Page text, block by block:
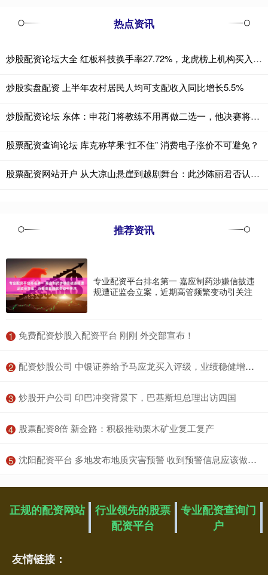
热点资讯
炒股配资论坛大全 红板科技换手率27.72%，龙虎榜上机构买入1.23亿元，卖出1.36亿元
炒股实盘配资 上半年农村居民人均可支配收入同比增长5.5%
炒股配资论坛 东体：申花门将教练不用再做二选一，他决赛将关注大马丁
股票配资查询论坛 库克称苹果“扛不住” 消费电子涨价不可避免？
股票配资网站开户 从大凉山悬崖到越剧舞台：此沙陈丽君否认恋情背后的两种人生
推荐资讯
专业配资平台排名第一 嘉应制药涉嫌信披违
规遭证监会立案，近期高管频繁变动引关注
1 ​免费配资炒股入配资平台 刚刚 外交部宣布！
2 ​配资炒股公司 中银证券给予马应龙买入评级，业绩稳健增长，大健康业务值得期待
3 ​炒股开户公司 印巴冲突背景下，巴基斯坦总理出访四国
4 ​股票配资8倍 新金路：积极推动栗木矿业复工复产
5 ​沈阳配资平台 多地发布地质灾害预警 收到预警信息应该做什么？_大皖新闻 | 安徽网
正规的配资网站
行业领先的股票
配资平台
专业配资查询门
户
友情链接：